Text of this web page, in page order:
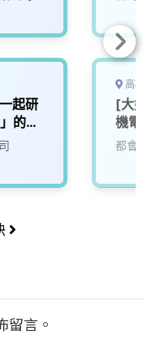
起研
的未
高雄
[大好
機電
都會生
留言。